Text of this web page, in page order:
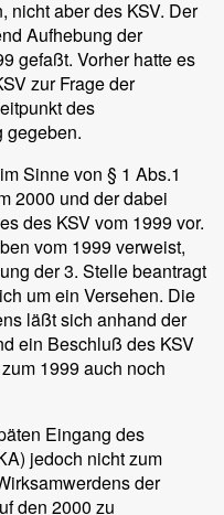
nicht aber des KSV. Der
Aufhebung der
gefaßt. Vorher hatte es
zur Frage der
des
gegeben.
Sinne von § 1 Abs.1
2000 und der dabei
des KSV vom 1999 vor.
vom 1999 verweist,
der 3. Stelle beantragt
um ein Versehen. Die
läßt sich anhand der
ein Beschluß des KSV
1999 auch noch
Eingang des
jedoch nicht zum
der
den 2000 zu